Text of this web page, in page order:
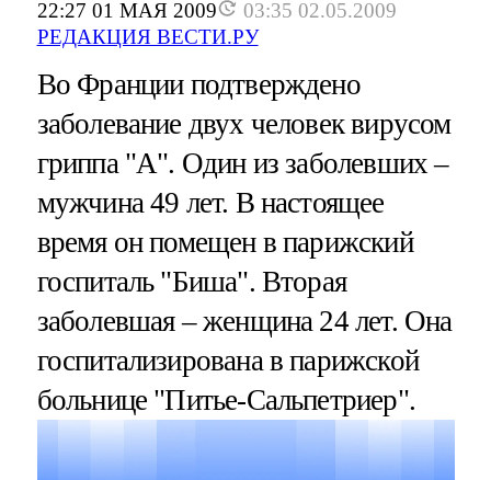
22:27 01 МАЯ 2009
03:35 02.05.2009
РЕДАКЦИЯ ВЕСТИ.РУ
Во Франции подтверждено
заболевание двух человек вирусом
гриппа "А". Один из заболевших –
мужчина 49 лет. В настоящее
время он помещен в парижский
госпиталь "Биша". Вторая
заболевшая – женщина 24 лет. Она
госпитализирована в парижской
больнице "Питье-Сальпетриер".